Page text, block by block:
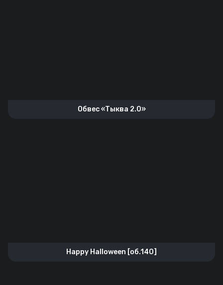
Обвес «Тыква 2.0»
Happy Halloween [об.140]